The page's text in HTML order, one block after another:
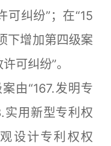
可纠纷”；在“15
下增加第四级案
可纠纷”。
由“167.发明专
实用新型专利权
设计专利权权